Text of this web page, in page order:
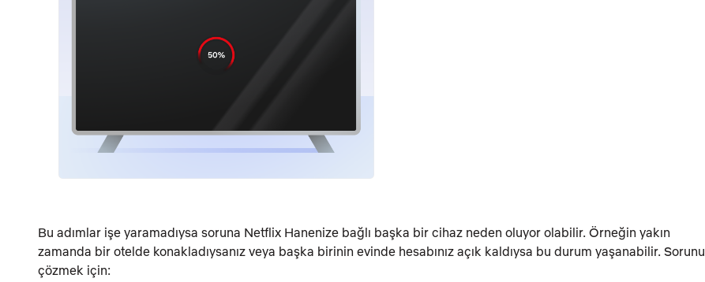
Bu adımlar işe yaramadıysa soruna Netflix Hanenize bağlı başka bir cihaz neden oluyor olabilir. Örneğin yakın
zamanda bir otelde konakladıysanız veya başka birinin evinde hesabınız açık kaldıysa bu durum yaşanabilir. Sorunu
çözmek için: